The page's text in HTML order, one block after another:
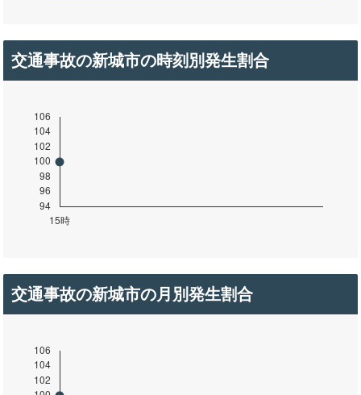
交通事故の新城市の時刻別発生割合
交通事故の新城市の月別発生割合